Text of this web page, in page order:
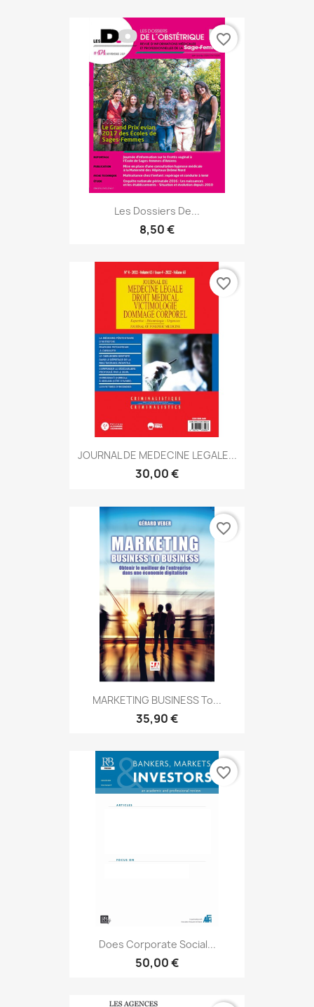
Les Dossiers De...
8,50 €
favorite_border
JOURNAL DE MEDECINE LEGALE...
30,00 €
favorite_border
MARKETING BUSINESS To...
35,90 €
favorite_border
Does Corporate Social...
50,00 €
favorite_border